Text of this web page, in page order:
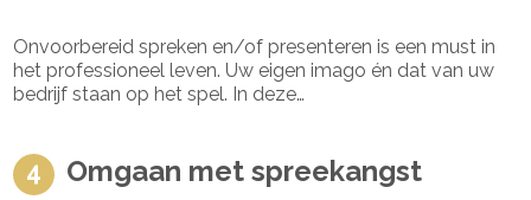
Onvoorbereid spreken en/of presenteren is een must in
het professioneel leven. Uw eigen imago én dat van uw
bedrijf staan op het spel. In deze…
Omgaan met spreekangst